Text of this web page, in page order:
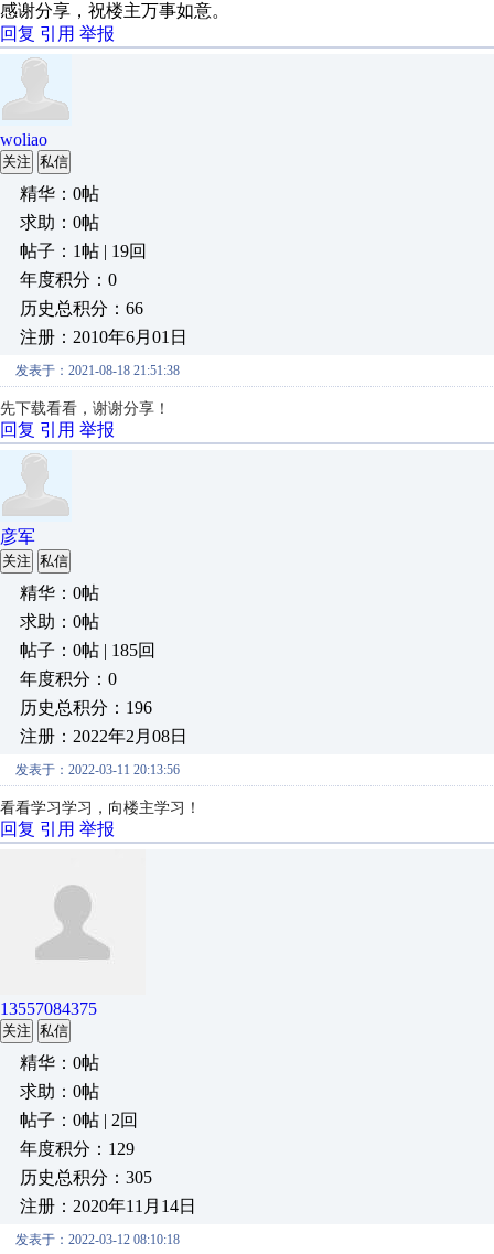
感谢分享，祝楼主万事如意。
回复 引用 举报
woliao
关注 私信
精华：0帖
求助：0帖
帖子：1帖 | 19回
年度积分：0
历史总积分：66
注册：2010年6月01日
发表于：2021-08-18 21:51:38
先下载看看，谢谢分享！
回复 引用 举报
彦军
关注 私信
精华：0帖
求助：0帖
帖子：0帖 | 185回
年度积分：0
历史总积分：196
注册：2022年2月08日
发表于：2022-03-11 20:13:56
看看学习学习，向楼主学习！
回复 引用 举报
13557084375
关注 私信
精华：0帖
求助：0帖
帖子：0帖 | 2回
年度积分：129
历史总积分：305
注册：2020年11月14日
发表于：2022-03-12 08:10:18